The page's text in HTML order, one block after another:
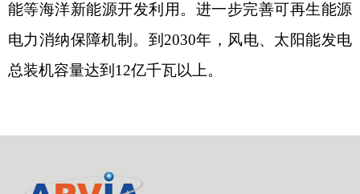
能等海洋新能源开发利用。进一步完善可再生能源
电力消纳保障机制。到2030年，风电、太阳能发电
总装机容量达到12亿千瓦以上。